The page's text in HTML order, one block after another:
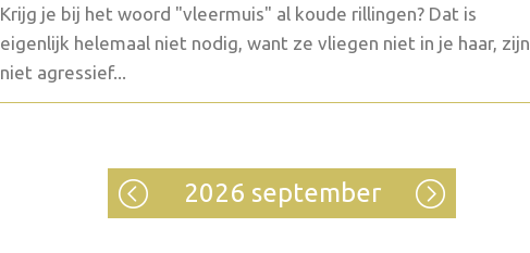
Krijg je bij het woord "vleermuis" al koude rillingen? Dat is
eigenlijk helemaal niet nodig, want ze vliegen niet in je haar, zijn
niet agressief...
2026 september